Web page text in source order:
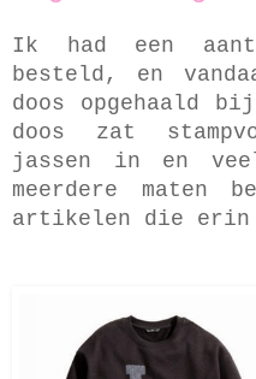
Ik had een
besteld, en
doos opgehaald
doos zat
jassen in en
meerdere maten
artikelen die erin